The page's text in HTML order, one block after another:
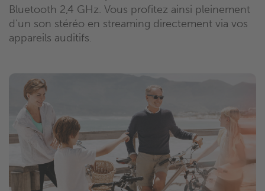
Bluetooth 2,4 GHz. Vous profitez ainsi pleinement
d’un son stéréo en streaming directement via vos
appareils auditifs.